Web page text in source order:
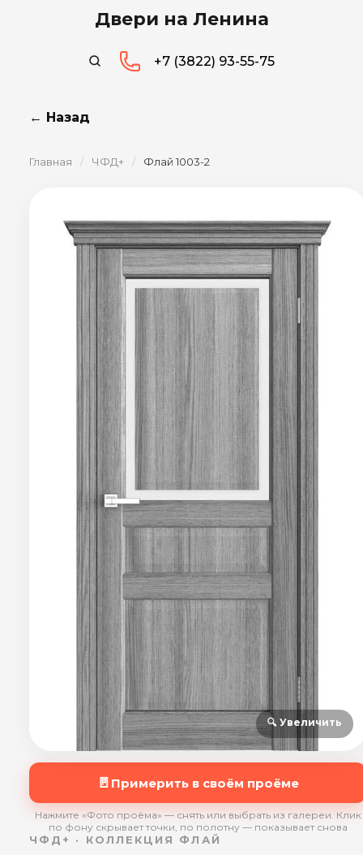
Двери на Ленина
+7 (3822) 93-55-75
← Назад
Главная / ЧФД+ / Флай 1003-2
🔍 Увеличить
🚪 Примерить в своём проёме
Нажмите «Фото проёма» — снять или выбрать из галереи. Клик
по фону скрывает точки, по полотну — показывает снова
ЧФД+ · КОЛЛЕКЦИЯ ФЛАЙ